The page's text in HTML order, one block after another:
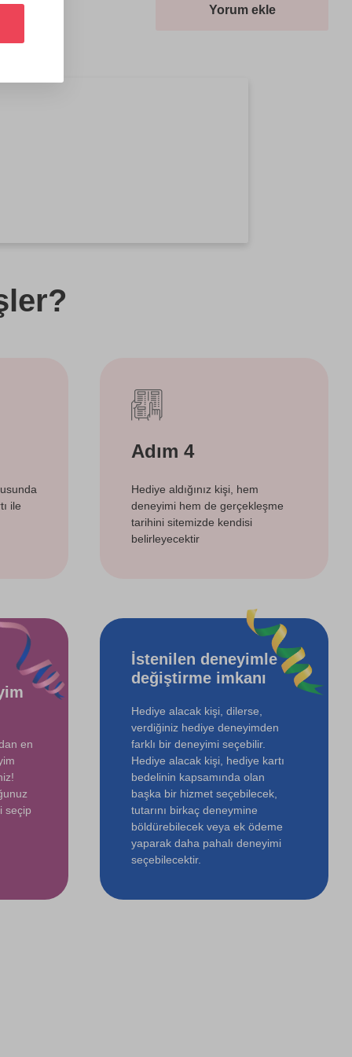
Yorum ekle
ile
Adım 4
Hediye aldığınız kişi, hem
deneyimi hem de gerçekleşme
tarihini sitemizde kendisi
belirleyecektir
en
seçip
İstenilen deneyimle
değiştirme imkanı
Hediye alacak kişi, dilerse,
verdiğiniz hediye deneyimden
farklı bir deneyimi seçebilir.
Hediye alacak kişi, hediye kartı
bedelinin kapsamında olan
başka bir hizmet seçebilecek,
tutarını birkaç deneymine
böldürebilecek veya ek ödeme
yaparak daha pahalı deneyimi
seçebilecektir.